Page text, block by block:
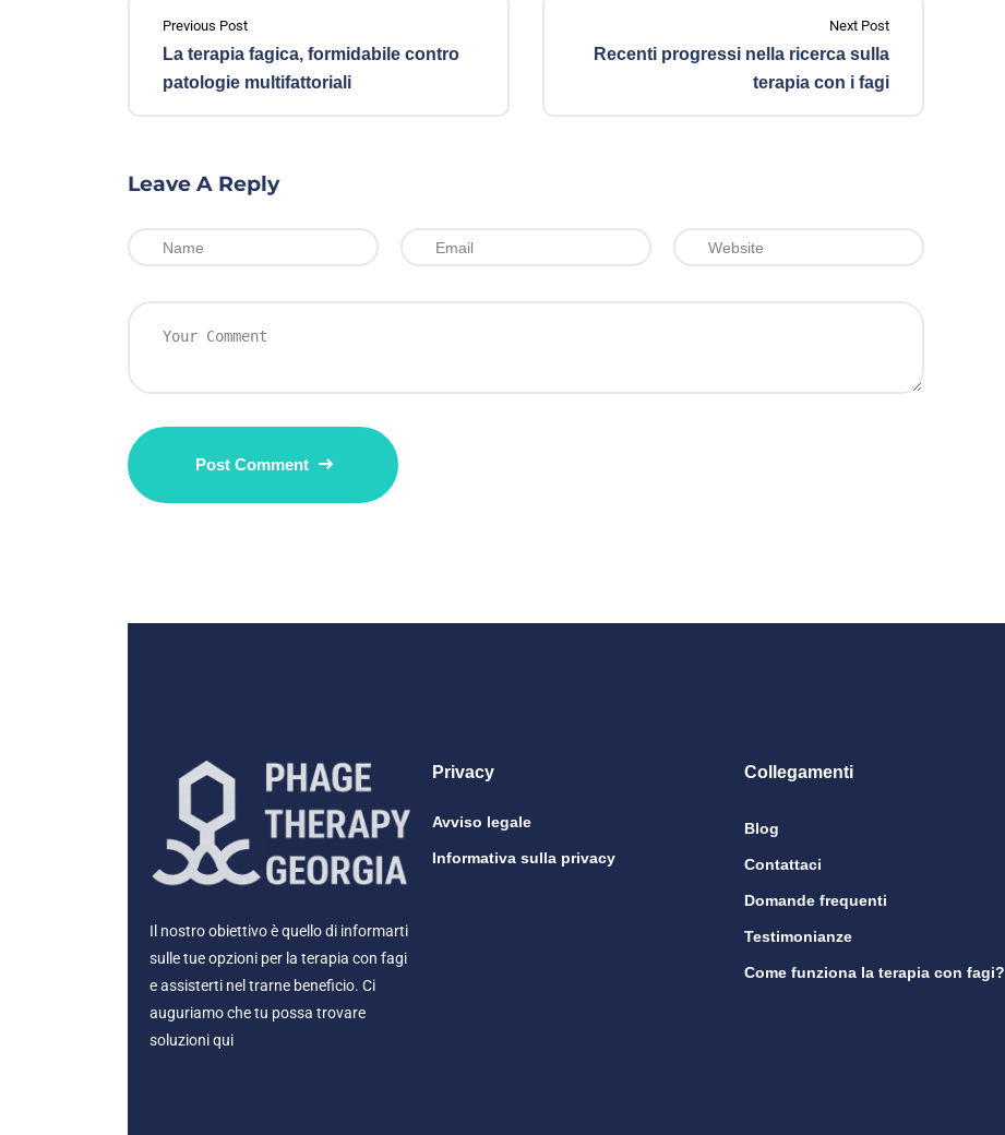
Previous Post
La terapia fagica, formidabile contro
patologie multifattoriali
Next Post
Recenti progressi nella ricerca sulla
terapia con i fagi
Leave A Reply
Il nostro obiettivo è quello di informarti
sulle tue opzioni per la terapia con fagi
e assisterti nel trarne beneficio. Ci
auguriamo che tu possa trovare
soluzioni qui
Privacy
Avviso legale
Informativa sulla privacy
Collegamenti
Blog
Contattaci
Domande frequenti
Testimonianze
Come funziona la terapia con fagi?